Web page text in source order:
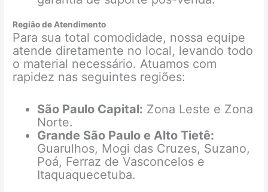
Região de Atendimento
Para sua total comodidade, nossa equipe
atende diretamente no local, levando todo
o material necessário. Atuamos com
rapidez nas seguintes regiões:
São Paulo Capital: Zona Leste e Zona
Norte.
Grande São Paulo e Alto Tietê:
Guarulhos, Mogi das Cruzes, Suzano,
Poá, Ferraz de Vasconcelos e
Itaquaquecetuba.